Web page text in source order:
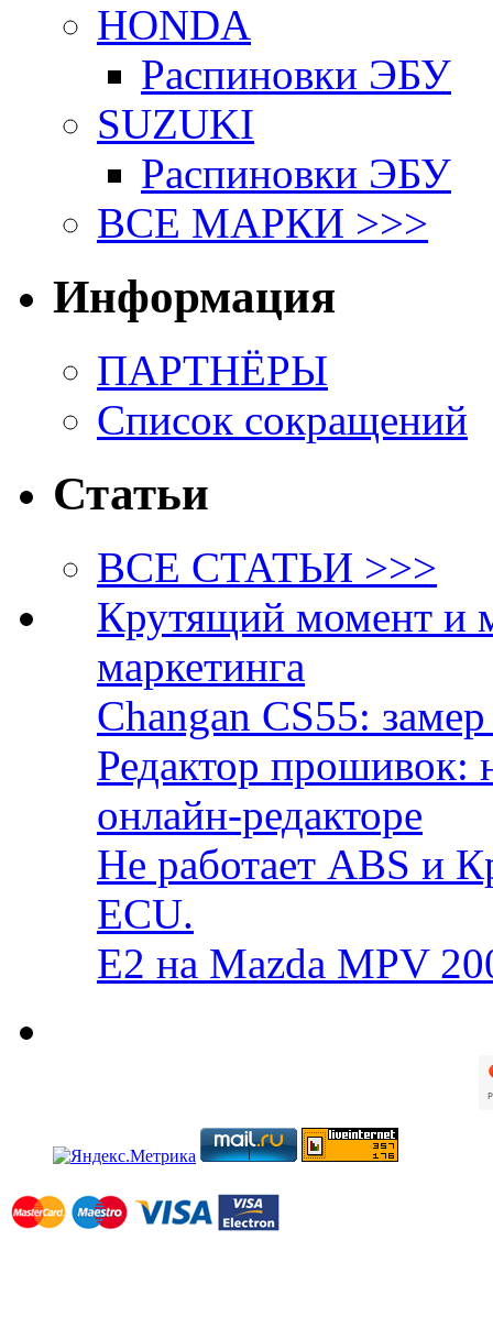
HONDA
Распиновки ЭБУ
SUZUKI
Распиновки ЭБУ
ВСЕ МАРКИ >>>
Информация
ПАРТНЁРЫ
Список сокращений
Статьи
ВСЕ СТАТЬИ >>>
Крутящий момент и
маркетинга
Changan CS55:
Редактор прошивок:
онлайн-редакторе
Не работает ABS и
ECU.
E2 на Mazda MPV